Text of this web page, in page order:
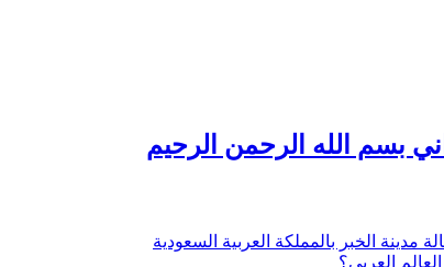
بسم الله الرحمن الرحيم
مدينة الخبر بالمملكة العربية السعودية
العربي؟